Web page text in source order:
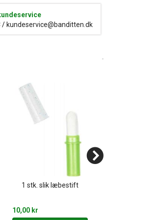
/ kundeservice@banditten.dk
1 stk. slik læbestift
10,00 kr